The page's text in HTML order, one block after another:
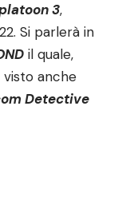
3,
Si parlerà in
il quale,
anche
Detective